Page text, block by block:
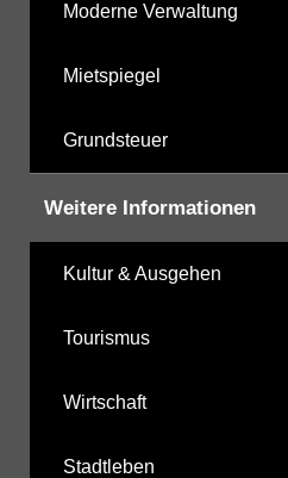
Moderne Verwaltung
Mietspiegel
Grundsteuer
Weitere Informationen
Kultur & Ausgehen
Tourismus
Wirtschaft
Stadtleben